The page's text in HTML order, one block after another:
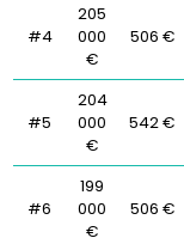
#4
205
000
€
506 €
#5
204
000
€
542 €
#6
199
000
€
506 €